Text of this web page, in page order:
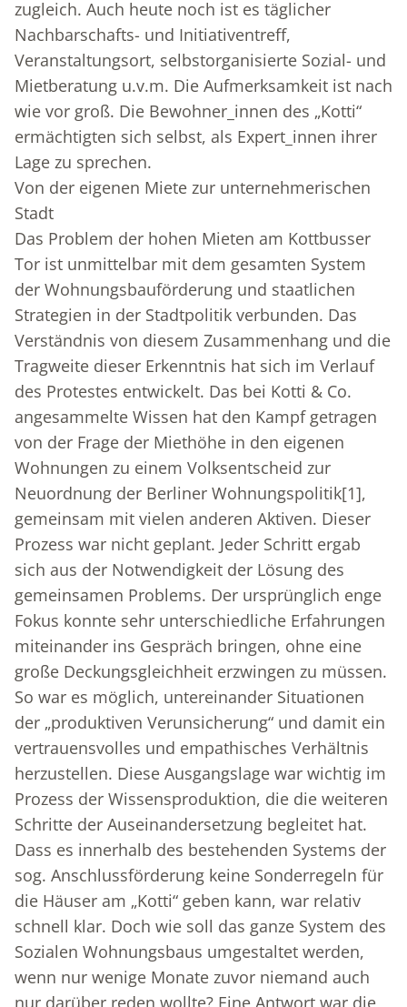
zugleich. Auch heute noch ist es täglicher
Nachbarschafts- und Initiativentreff,
Veranstaltungsort, selbstorganisierte Sozial- und
Mietberatung u.v.m. Die Aufmerksamkeit ist nach
wie vor groß. Die Bewohner_innen des „Kotti“
ermächtigten sich selbst, als Expert_innen ihrer
Lage zu sprechen.
Von der eigenen Miete zur unternehmerischen
Stadt
Das Problem der hohen Mieten am Kottbusser
Tor ist unmittelbar mit dem gesamten System
der Wohnungsbauförderung und staatlichen
Strategien in der Stadtpolitik verbunden. Das
Verständnis von diesem Zusammenhang und die
Tragweite dieser Erkenntnis hat sich im Verlauf
des Protestes entwickelt. Das bei Kotti & Co.
angesammelte Wissen hat den Kampf getragen
von der Frage der Miethöhe in den eigenen
Wohnungen zu einem Volksentscheid zur
Neuordnung der Berliner Wohnungspolitik[1],
gemeinsam mit vielen anderen Aktiven. Dieser
Prozess war nicht geplant. Jeder Schritt ergab
sich aus der Notwendigkeit der Lösung des
gemeinsamen Problems. Der ursprünglich enge
Fokus konnte sehr unterschiedliche Erfahrungen
miteinander ins Gespräch bringen, ohne eine
große Deckungsgleichheit erzwingen zu müssen.
So war es möglich, untereinander Situationen
der „produktiven Verunsicherung“ und damit ein
vertrauensvolles und empathisches Verhältnis
herzustellen. Diese Ausgangslage war wichtig im
Prozess der Wissensproduktion, die die weiteren
Schritte der Auseinandersetzung begleitet hat.
Dass es innerhalb des bestehenden Systems der
sog. Anschlussförderung keine Sonderregeln für
die Häuser am „Kotti“ geben kann, war relativ
schnell klar. Doch wie soll das ganze System des
Sozialen Wohnungsbaus umgestaltet werden,
wenn nur wenige Monate zuvor niemand auch
nur darüber reden wollte? Eine Antwort war die